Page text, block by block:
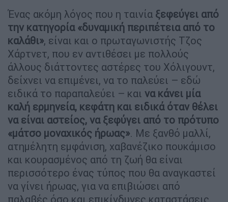
Ένας ακόμη λόγος που η ταινία ξεφεύγει από
την κατηγορία «δυναμική περιπέτεια από το
καλάθι», είναι και ο πρωταγωνιστής Τζος
Χάρτνετ, που εν αντιθέσει με πολλούς
άλλους διάττοντες αστέρες του Χόλιγουντ,
δείχνει να επιμένει, να το παλεύει – εδώ
ειδικά το παραπαλεύει – και να κάνει μία
καλή ερμηνεία, κεφάτη και ειδικά όταν θέλει
να είναι αστείος, να ξεφύγει από το πρότυπο
«μάτσο μοναχικός ήρωας». Με ξανθό μαλλί,
ατημέλητη εμφάνιση, χαβανέζικο πουκάμισο
και κουρασμένος από τη ζωή θα είναι
περισσότερο ένας τύπος που θα αναγκαστεί
να γίνει ήρωας, για να επιβιώσει από
παλαβές όσο και επικίνδυνες καταστάσεις.